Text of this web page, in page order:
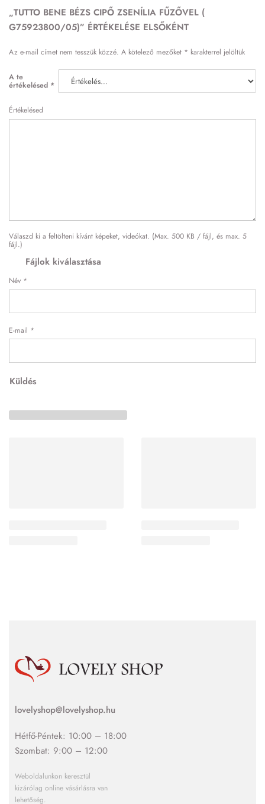
„TUTTO BENE BÉZS CIPŐ ZSENÍLIA FŰZŐVEL (
G75923800/05)” ÉRTÉKELÉSE ELSŐKÉNT
Az e-mail címet nem tesszük közzé. A kötelező mezőket * karakterrel jelöltük
A te
értékelésed *
Értékelésed
Válaszd ki a feltölteni kívánt képeket, videókat. (Max. 500 KB / fájl, és max. 5
fájl.)
Fájlok kiválasztása
Név *
E-mail *
lovelyshop@lovelyshop.hu
Hétfő-Péntek: 10:00 – 18:00
Szombat: 9:00 – 12:00
Weboldalunkon keresztül
kizárólag online vásárlásra van
lehetőség.